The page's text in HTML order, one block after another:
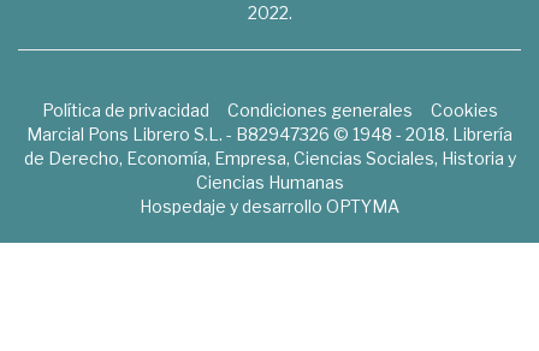
2022.
Política de privacidad Condiciones generales
Cookies
Marcial Pons Librero S.L. - B82947326 © 1948 - 2018. Librería
de Derecho, Economía, Empresa, Ciencias Sociales, Historia y
Ciencias Humanas
Hospedaje y desarrollo OPTYMA